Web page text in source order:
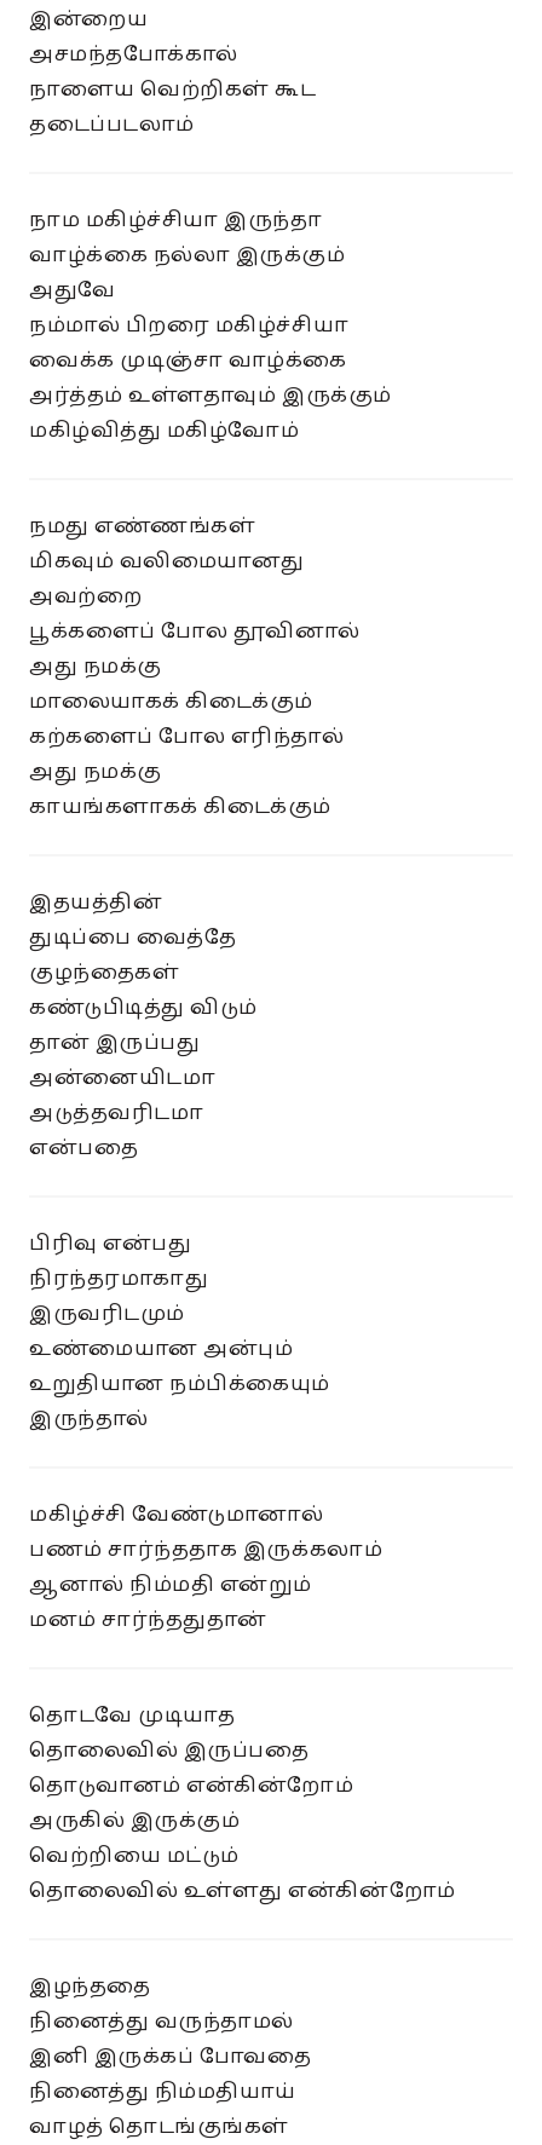
இன்றைய
அசமந்தபோக்கால்
நாளைய வெற்றிகள் கூட
தடைப்படலாம்
நாம மகிழ்ச்சியா இருந்தா
வாழ்க்கை நல்லா இருக்கும்
அதுவே
நம்மால் பிறரை மகிழ்ச்சியா
வைக்க முடிஞ்சா வாழ்க்கை
அர்த்தம் உள்ளதாவும் இருக்கும்
மகிழ்வித்து மகிழ்வோம்
நமது எண்ணங்கள்
மிகவும் வலிமையானது
அவற்றை
பூக்களைப் போல தூவினால்
அது நமக்கு
மாலையாகக் கிடைக்கும்
கற்களைப் போல எரிந்தால்
அது நமக்கு
காயங்களாகக் கிடைக்கும்
இதயத்தின்
துடிப்பை வைத்தே
குழந்தைகள்
கண்டுபிடித்து விடும்
தான் இருப்பது
அன்னையிடமா
அடுத்தவரிடமா
என்பதை
பிரிவு என்பது
நிரந்தரமாகாது
இருவரிடமும்
உண்மையான அன்பும்
உறுதியான நம்பிக்கையும்
இருந்தால்
மகிழ்ச்சி வேண்டுமானால்
பணம் சார்ந்ததாக இருக்கலாம்
ஆனால் நிம்மதி என்றும்
மனம் சார்ந்ததுதான்
தொடவே முடியாத
தொலைவில் இருப்பதை
தொடுவானம் என்கின்றோம்
அருகில் இருக்கும்
வெற்றியை மட்டும்
தொலைவில் உள்ளது என்கின்றோம்
இழந்ததை
நினைத்து வருந்தாமல்
இனி இருக்கப் போவதை
நினைத்து நிம்மதியாய்
வாழத் தொடங்குங்கள்